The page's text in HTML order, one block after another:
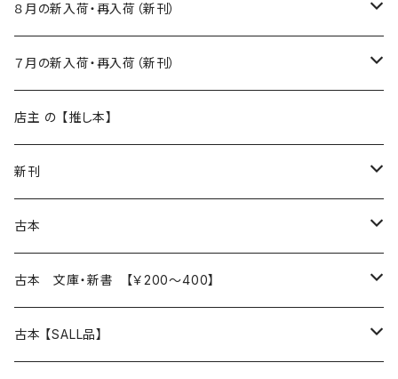
８月の新入荷・再入荷（新刊）
新入荷
再入荷
７月の新入荷・再入荷（新刊）
新入荷
再入荷
店主 の 【推し本】
新刊
本 の あれこれ
読書のこと
本屋のこと
文芸
近代小説 エッセイ 戯曲（日本人作家）
日々 の できこと
古本
本 の あれこれ
読書のこと
日本文学
古本 文庫・新書 【￥200～400】
日本文学
古本 【SALL品】